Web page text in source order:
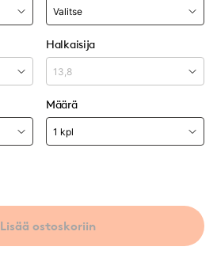
Halkaisija
Määrä
Lisää ostoskoriin